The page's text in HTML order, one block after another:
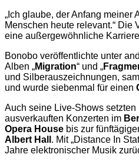
„Ich glaube, der Anfang meiner
Menschen heute relevant.“ Die
eine außergewöhnliche
Bonobo veröffentlichte unter
Alben „Migration“ und „
und Silberauszeichnungen,
und wurde siebenmal für einen
Auch seine Live-Shows setzten
ausverkauften Konzerten im
Opera House bis zur
Albert Hall . Mit „Distance In
Jahre elektronischer Musik